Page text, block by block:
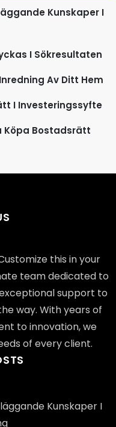
Kunskaper I
I Sökresultaten
Av Ditt Hem
I Investeringssyfte
Köpa Bostadsrätt
this in your
team dedicated to
support to
way. With years of
to innovation, we
of every client.
Kunskaper I